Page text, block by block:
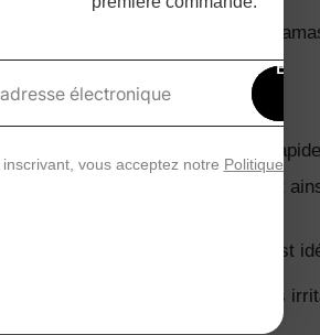
les gens choisissent les
d'été :
à la chaleur de s'échapper
que le coton, évitant
d’odeurs, ce qui est
à prévenir la surchauffe et les
électronique
inscrivant, vous acceptez notre Politique de